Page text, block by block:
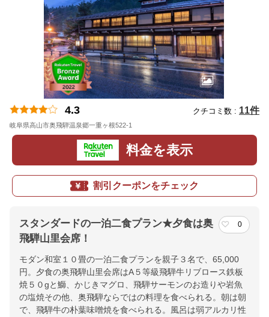
4.3 クチコミ数 : 11件
岐阜県高山市奥飛騨温泉郷一重ヶ根522-1
料金を表示
割引クーポンをチェック
スタンダードの一泊二食プラン★夕食は奥
飛騨山里会席！
0
モダン和室１０畳の一泊二食プランを親子３名で、65,000
円。夕食の奥飛騨山里会席はA５等級飛騨牛リブロース鉄板
焼５０gと鰤、かじきマグロ、飛騨サーモンのお造りや岩魚
の塩焼その他、奥飛騨ならではの料理を食べられる。朝は朝
で、飛騨牛の朴葉味噌焼を食べられる。風呂は弱アルカリ性